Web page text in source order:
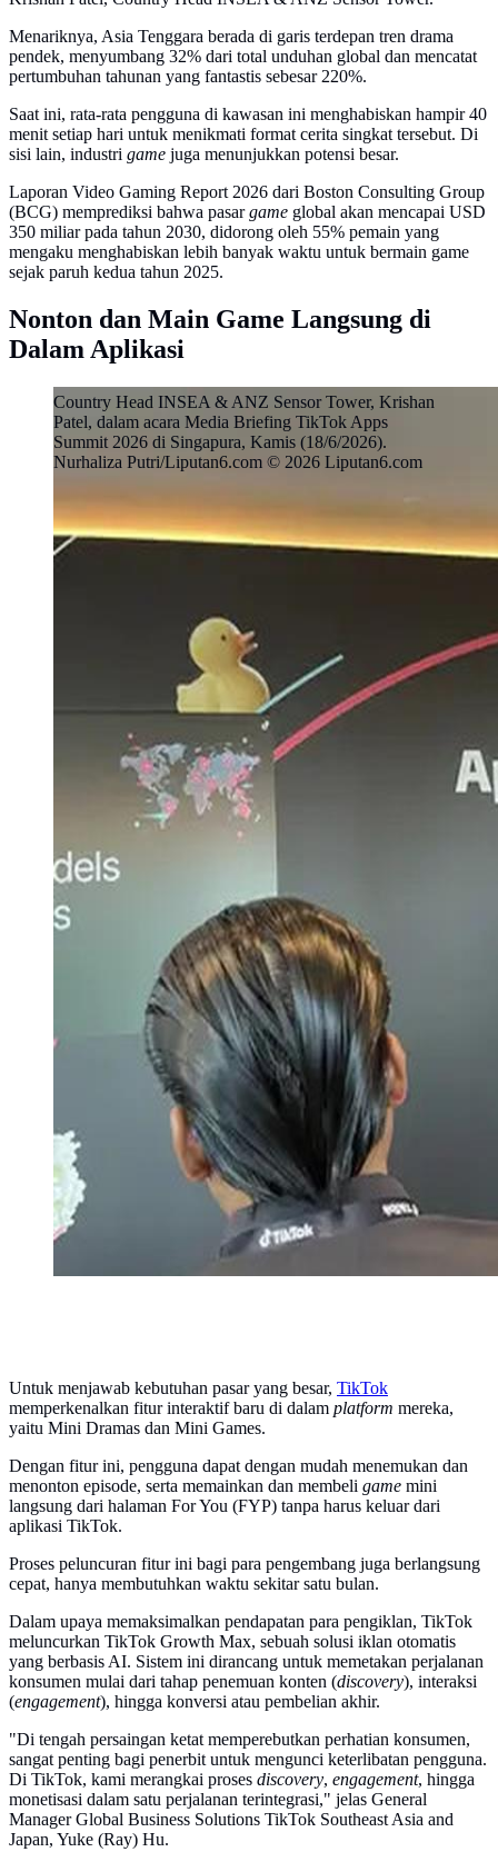
Menariknya, Asia Tenggara berada di garis terdepan tren drama
pendek, menyumbang 32% dari total unduhan global dan mencatat
pertumbuhan tahunan yang fantastis sebesar 220%.
Saat ini, rata-rata pengguna di kawasan ini menghabiskan hampir 40
menit setiap hari untuk menikmati format cerita singkat tersebut. Di
sisi lain, industri game juga menunjukkan potensi besar.
Laporan Video Gaming Report 2026 dari Boston Consulting Group
(BCG) memprediksi bahwa pasargame global akan mencapai USD
350 miliar pada tahun 2030, didorong oleh 55% pemain yang
mengaku menghabiskan lebih banyak waktu untuk bermain game
sejak paruh kedua tahun 2025.
Nonton dan Main Game Langsung di
Dalam Aplikasi
Country Head INSEA & ANZ Sensor Tower, Krishan
Patel, dalam acara Media Briefing TikTok Apps
Summit 2026 di Singapura, Kamis (18/6/2026).
Nurhaliza Putri/Liputan6.com © 2026 Liputan6.com
Untuk menjawab kebutuhan pasar yang besar, TikTok
memperkenalkan fitur interaktif baru di dalam platform mereka,
yaitu Mini Dramas dan Mini Games.
Dengan fitur ini, pengguna dapat dengan mudah menemukan dan
menonton episode, serta memainkan dan membeli game mini
langsung dari halaman For You (FYP) tanpa harus keluar dari
aplikasi TikTok.
Proses peluncuran fitur ini bagi para pengembang juga berlangsung
cepat, hanya membutuhkan waktu sekitar satu bulan.
Dalam upaya memaksimalkan pendapatan para pengiklan, TikTok
meluncurkan TikTok Growth Max, sebuah solusi iklan otomatis
yang berbasis AI. Sistem ini dirancang untuk memetakan perjalanan
konsumen mulai dari tahap penemuan konten (discovery), interaksi
(engagement), hingga konversi atau pembelian akhir.
"Di tengah persaingan ketat memperebutkan perhatian konsumen,
sangat penting bagi penerbit untuk mengunci keterlibatan pengguna.
Di TikTok, kami merangkai proses discovery, engagement, hingga
monetisasi dalam satu perjalanan terintegrasi," jelas General
Manager Global Business Solutions TikTok Southeast Asia and
Japan, Yuke (Ray) Hu.